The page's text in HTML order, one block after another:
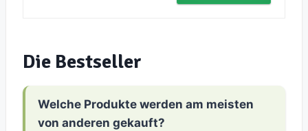
Die Bestseller
Welche Produkte werden am meisten
von anderen gekauft?